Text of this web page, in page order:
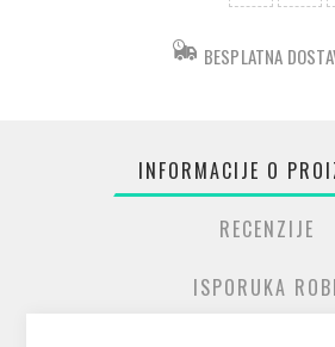
BESPLATNA
INFORMACIJE O
RECENZIJE
ISPORUKA